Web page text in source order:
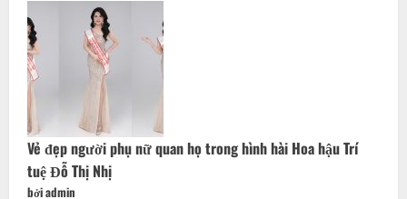
Vẻ đẹp người phụ nữ quan họ trong hình hài Hoa hậu Trí
tuệ Đỗ Thị Nhị
bởi admin